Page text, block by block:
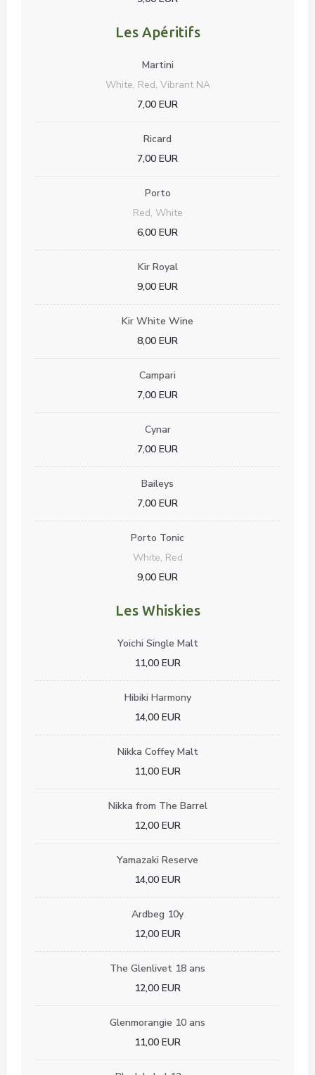
Les Apéritifs
Martini
White, Red, Vibrant NA
7,00 EUR
Ricard
7,00 EUR
Porto
Red, White
6,00 EUR
Kir Royal
9,00 EUR
Kir White Wine
8,00 EUR
Campari
7,00 EUR
Cynar
7,00 EUR
Baileys
7,00 EUR
Porto Tonic
White, Red
9,00 EUR
Les Whiskies
Yoichi Single Malt
11,00 EUR
Hibiki Harmony
14,00 EUR
Nikka Coffey Malt
11,00 EUR
Nikka from The Barrel
12,00 EUR
Yamazaki Reserve
14,00 EUR
Ardbeg 10y
12,00 EUR
The Glenlivet 18 ans
12,00 EUR
Glenmorangie 10 ans
11,00 EUR